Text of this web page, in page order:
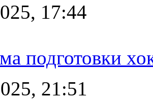
17:44
подготовки
21:51